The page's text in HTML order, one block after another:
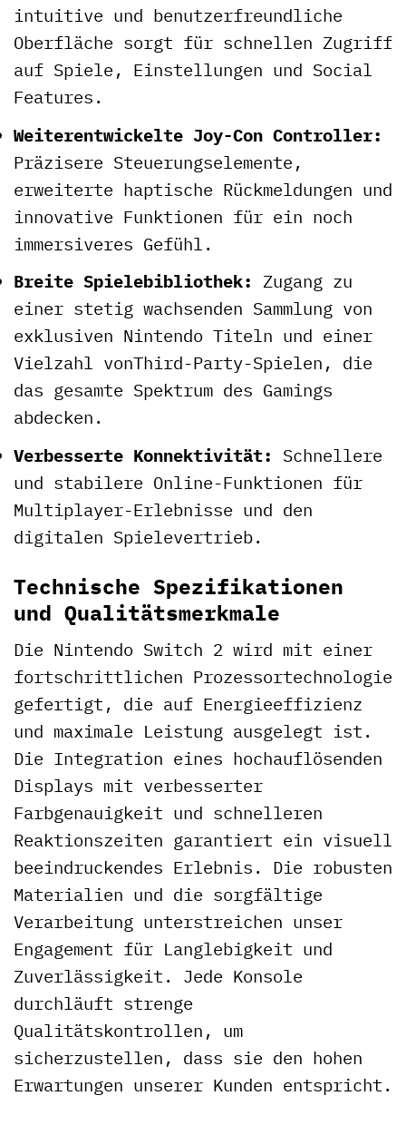
intuitive und benutzerfreundliche
Oberfläche sorgt für schnellen Zugriff
auf Spiele, Einstellungen und Social
Features.
Weiterentwickelte Joy-Con Controller:
Präzisere Steuerungselemente,
erweiterte haptische Rückmeldungen und
innovative Funktionen für ein noch
immersiveres Gefühl.
Breite Spielebibliothek: Zugang zu
einer stetig wachsenden Sammlung von
exklusiven Nintendo Titeln und einer
Vielzahl vonThird-Party-Spielen, die
das gesamte Spektrum des Gamings
abdecken.
Verbesserte Konnektivität: Schnellere
und stabilere Online-Funktionen für
Multiplayer-Erlebnisse und den
digitalen Spielevertrieb.
Technische Spezifikationen
und Qualitätsmerkmale
Die Nintendo Switch 2 wird mit einer
fortschrittlichen Prozessortechnologie
gefertigt, die auf Energieeffizienz
und maximale Leistung ausgelegt ist.
Die Integration eines hochauflösenden
Displays mit verbesserter
Farbgenauigkeit und schnelleren
Reaktionszeiten garantiert ein visuell
beeindruckendes Erlebnis. Die robusten
Materialien und die sorgfältige
Verarbeitung unterstreichen unser
Engagement für Langlebigkeit und
Zuverlässigkeit. Jede Konsole
durchläuft strenge
Qualitätskontrollen, um
sicherzustellen, dass sie den hohen
Erwartungen unserer Kunden entspricht.